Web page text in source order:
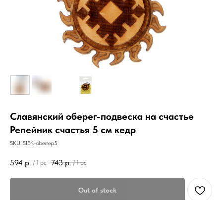
Славянский оберег-подвеска на счастье
Репейник счастья 5 см кедр
SKU: SIEK-oberrep5
594 р. / 1 pc 743 р. / 1 pc
Out of stock